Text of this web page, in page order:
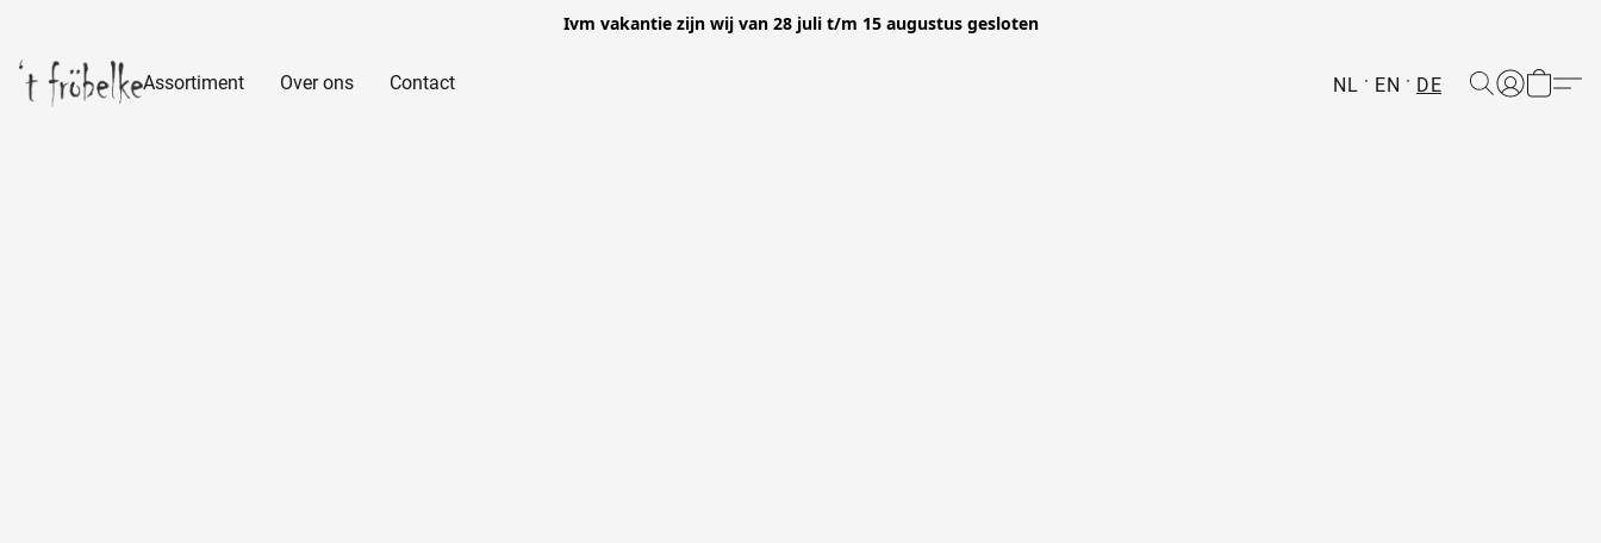
Ivm vakantie zijn wij van 28 juli t/m 15 augustus gesloten
Assortiment Over ons Contact NL EN DE